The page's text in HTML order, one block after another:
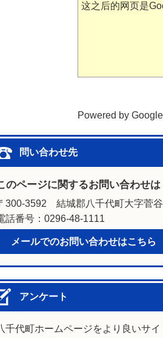
这之后的网页是
Powered by Google
問い合わせ先
のページに関するお問い合わせは
300-3592 結城郡八千代町大字菅
話番号：0296-48-1111
メールでのお問い合わせはこちら
アンケート
千代町ホームページをより良いサ